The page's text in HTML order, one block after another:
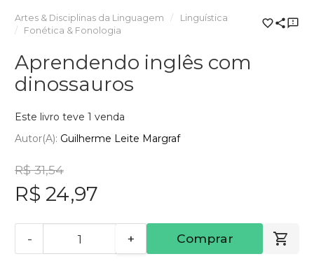
Artes & Disciplinas da Linguagem
Linguística
Fonética & Fonologia
Aprendendo inglês com
dinossauros
Este livro teve 1 venda
Autor(a): Guilherme Leite Margraf
R$ 31,54
R$ 24,97
- + Comprar